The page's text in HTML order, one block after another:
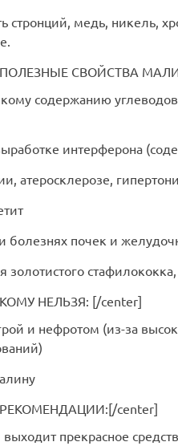
стронций, медь, никель,
СВОЙСТВА
содержанию
интерферона
атеросклерозе,
болезнях почек и
золотистого
НЕЛЬЗЯ: [/center]
и нефротом (из-за
center]
прекрасное